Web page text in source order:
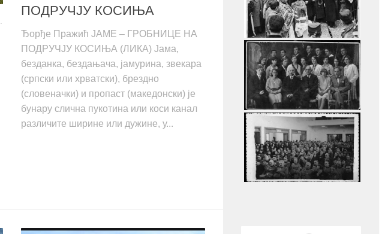
ПОДРУЧЈУ КОСИЊА
Ђорђе Пражић ЈАМЕ – ГРОБНИЦЕ НА
ПОДРУЧЈУ КОСИЊА (ЛИКА) Јама,
безданка, бездањача, јамурина, звекара
(српски или хрватски), брездно
(словеначки) и пропаст (македонски) је
бунару слична пукотина или коси канал
различите ширине или дужине, у...